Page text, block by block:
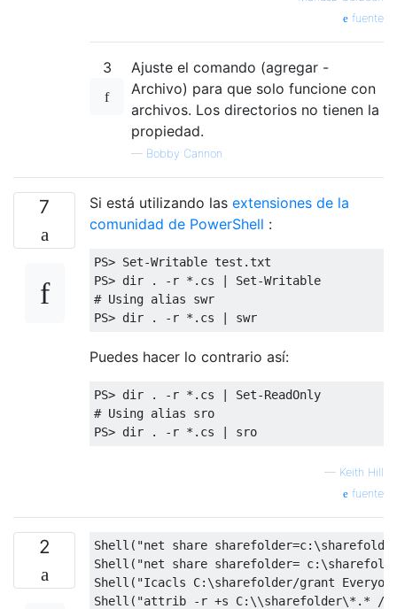
fuente
3
Ajuste el comando (agregar -
Archivo) para que solo funcione con
archivos. Los directorios no tienen la
propiedad.
— Bobby Cannon
7 Si está utilizando las extensiones de la
comunidad de PowerShell :
PS> Set-Writable test .txt
PS> dir . - r *. cs | Set-Writable
# Using alias swr
PS> dir . - r *. cs | swr
Puedes hacer lo contrario así:
PS> dir . - r *. cs | Set-ReadOnly
# Using alias sro
PS> dir . - r *. cs | sro
— Keith Hill
fuente
2 Shell ( "net share sharefolder=c:\sharefolder/
Shell ( "net share sharefolder=
Shell ( "Icacls C:\sharefolder/grant
Shell ( "attrib -r +s C:\\sharefolder\*.* /s